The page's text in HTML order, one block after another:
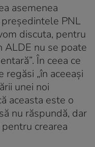
asemenea
PNL
discuta, pentru
ALDE nu se poate
În ceea ce
„în aceeaşi
unei noi
aceasta este o
nu răspundă, dar
crearea